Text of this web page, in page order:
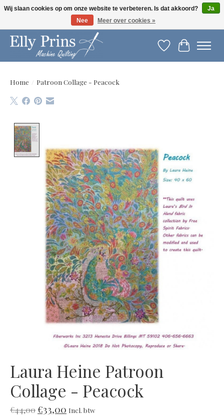
Let op: gewijzigde openingstijden!
Verlanglijst
Home / Patroon Collage - Peacock
Laura Heine Patroon
Collage - Peacock
€44,00€33,00 Incl. btw
Wij slaan cookies op om onze website te verbeteren. Is dat akkoord?
Ja
Nee
Meer over cookies »